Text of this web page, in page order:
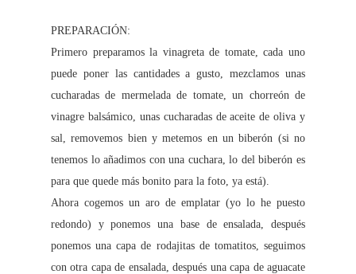
PREPARACIÓN:
Primero preparamos la vinagreta de tomate, cada uno
puede poner las cantidades a gusto, mezclamos unas
cucharadas de mermelada de tomate, un chorreón de
vinagre balsámico, unas cucharadas de aceite de oliva y
sal, removemos bien y metemos en un biberón (si no
tenemos lo añadimos con una cuchara, lo del biberón es
para que quede más bonito para la foto, ya está).
Ahora cogemos un aro de emplatar (yo lo he puesto
redondo) y ponemos una base de ensalada, después
ponemos una capa de rodajitas de tomatitos, seguimos
con otra capa de ensalada, después una capa de aguacate